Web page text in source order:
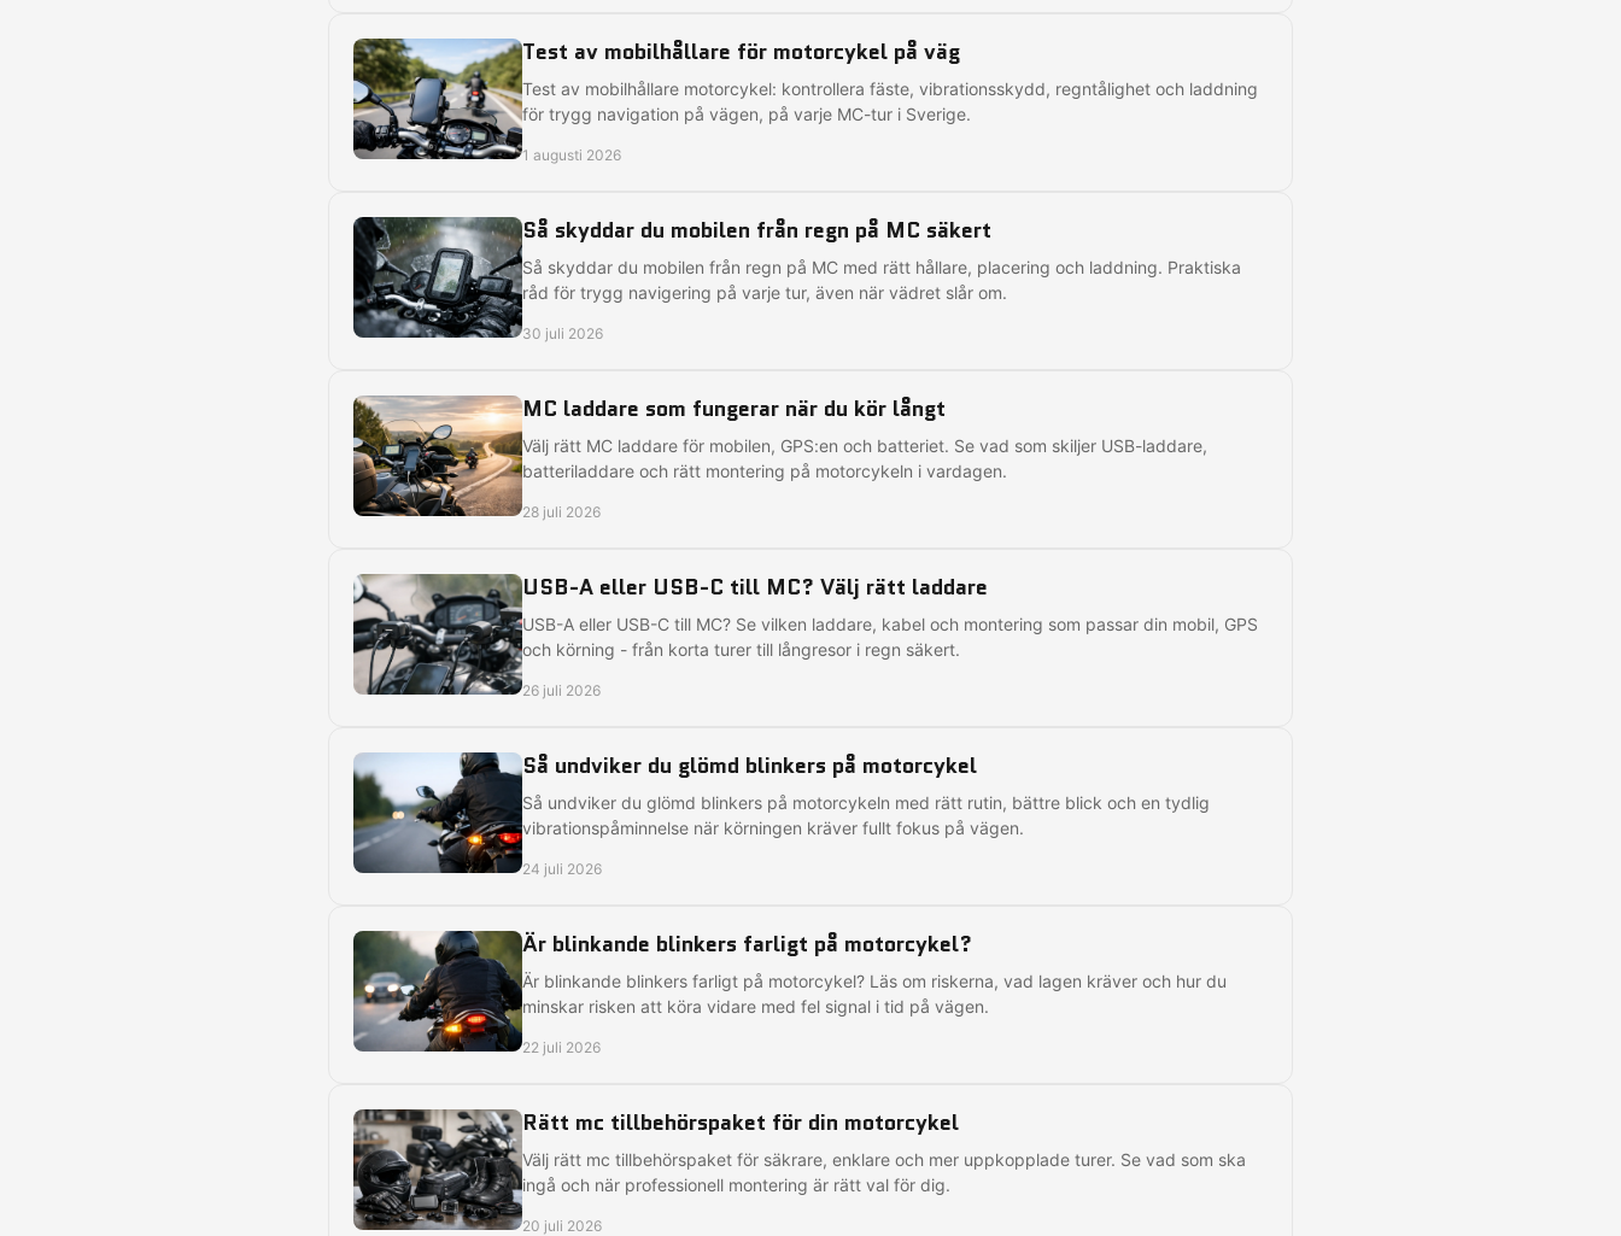
Test av mobilhållare för motorcykel på väg
Test av mobilhållare motorcykel: kontrollera fäste, vibrationsskydd, regntålighet och laddning
för trygg navigation på vägen, på varje MC-tur i Sverige.
1 augusti 2026
Så skyddar du mobilen från regn på MC säkert
Så skyddar du mobilen från regn på MC med rätt hållare, placering och laddning. Praktiska
råd för trygg navigering på varje tur, även när vädret slår om.
30 juli 2026
MC laddare som fungerar när du kör långt
Välj rätt MC laddare för mobilen, GPS:en och batteriet. Se vad som skiljer USB-laddare,
batteriladdare och rätt montering på motorcykeln i vardagen.
28 juli 2026
USB-A eller USB-C till MC? Välj rätt laddare
USB-A eller USB-C till MC? Se vilken laddare, kabel och montering som passar din mobil, GPS
och körning - från korta turer till långresor i regn säkert.
26 juli 2026
Så undviker du glömd blinkers på motorcykel
Så undviker du glömd blinkers på motorcykeln med rätt rutin, bättre blick och en tydlig
vibrationspåminnelse när körningen kräver fullt fokus på vägen.
24 juli 2026
Är blinkande blinkers farligt på motorcykel?
Är blinkande blinkers farligt på motorcykel? Läs om riskerna, vad lagen kräver och hur du
minskar risken att köra vidare med fel signal i tid på vägen.
22 juli 2026
Rätt mc tillbehörspaket för din motorcykel
Välj rätt mc tillbehörspaket för säkrare, enklare och mer uppkopplade turer. Se vad som ska
ingå och när professionell montering är rätt val för dig.
20 juli 2026